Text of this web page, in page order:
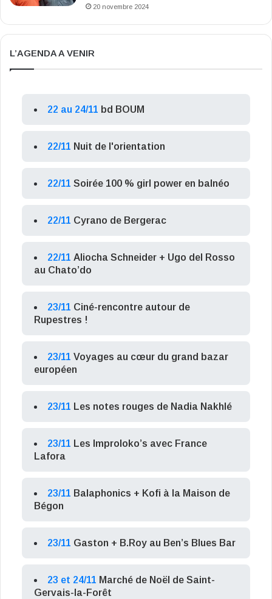
20 novembre 2024
L’AGENDA A VENIR
22 au 24/11 bd BOUM
22/11 Nuit de l'orientation
22/11 Soirée 100 % girl power en balnéo
22/11 Cyrano de Bergerac
22/11 Aliocha Schneider + Ugo del Rosso
au Chato’do
23/11 Ciné-rencontre autour de
Rupestres !
23/11 Voyages au cœur du grand bazar
européen
23/11 Les notes rouges de Nadia Nakhlé
23/11 Les Improloko’s avec France
Lafora
23/11 Balaphonics + Kofi à la Maison de
Bégon
23/11 Gaston + B.Roy au Ben’s Blues Bar
23 et 24/11 Marché de Noël de Saint-
Gervais-la-Forêt